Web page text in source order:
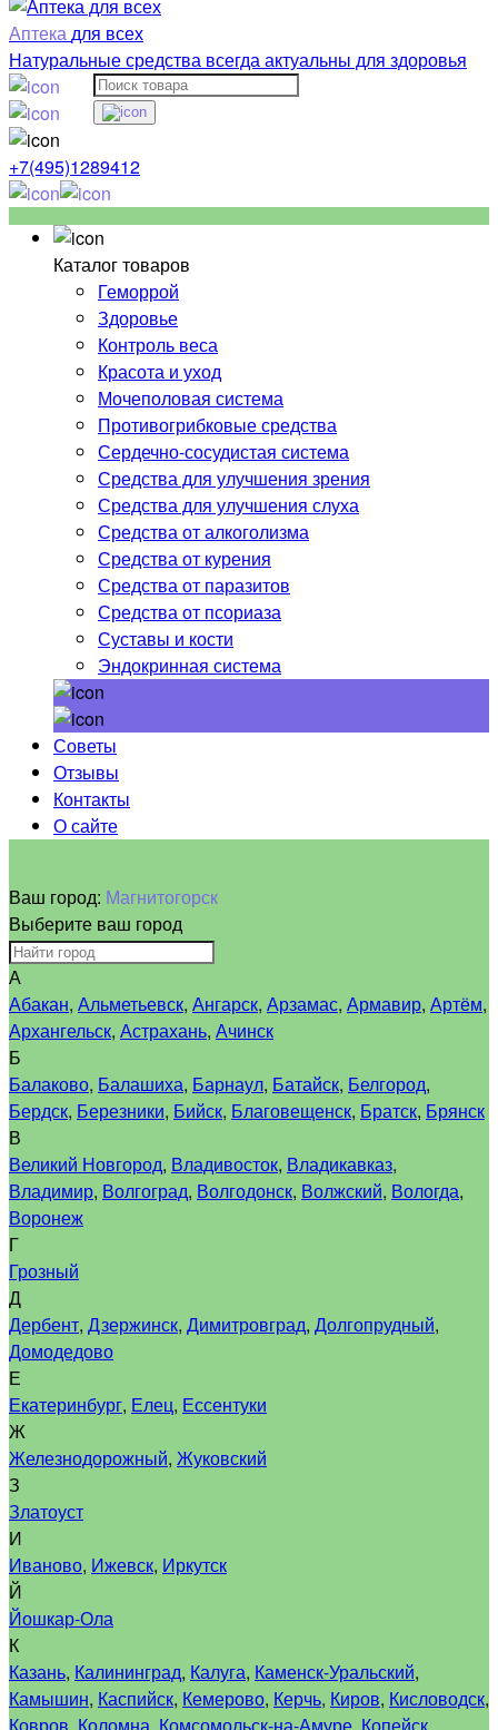
Аптекадля всех
Натуральные средства всегда актуальны для здоровья
+7(495)1289412
Каталог товаров
Геморрой
Здоровье
Контроль веса
Красота и уход
Мочеполовая система
Противогрибковые средства
Сердечно-сосудистая система
Средства для улучшения зрения
Средства для улучшения слуха
Средства от алкоголизма
Средства от курения
Средства от паразитов
Средства от псориаза
Суставы и кости
Эндокринная система
Советы
Отзывы
Контакты
О сайте
Ваш город: Магнитогорск
Выберите ваш город
А
Абакан, Альметьевск, Ангарск, Арзамас, Армавир, Артём,
Архангельск, Астрахань, Ачинск
Б
Балаково, Балашиха, Барнаул, Батайск, Белгород,
Бердск, Березники, Бийск, Благовещенск, Братск, Брянск
В
Великий Новгород, Владивосток, Владикавказ,
Владимир, Волгоград, Волгодонск, Волжский, Вологда,
Воронеж
Г
Грозный
Д
Дербент, Дзержинск, Димитровград, Долгопрудный,
Домодедово
Е
Екатеринбург, Елец, Ессентуки
Ж
Железнодорожный, Жуковский
З
Златоуст
И
Иваново, Ижевск, Иркутск
Й
Йошкар-Ола
К
Казань, Калининград, Калуга, Каменск-Уральский,
Камышин, Каспийск, Кемерово, Керчь, Киров, Кисловодск,